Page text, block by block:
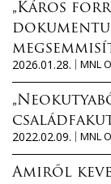
„Káros
2026.01.28.
MNL
2022.02.09.
MNL
Amiről